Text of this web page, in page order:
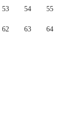
53 54 55
62 63 64